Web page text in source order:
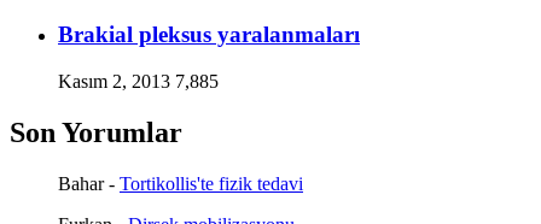
Brakial pleksus yaralanmaları
Kasım 2, 2013 7,885
Son Yorumlar
Bahar- Tortikollis'te fizik tedavi